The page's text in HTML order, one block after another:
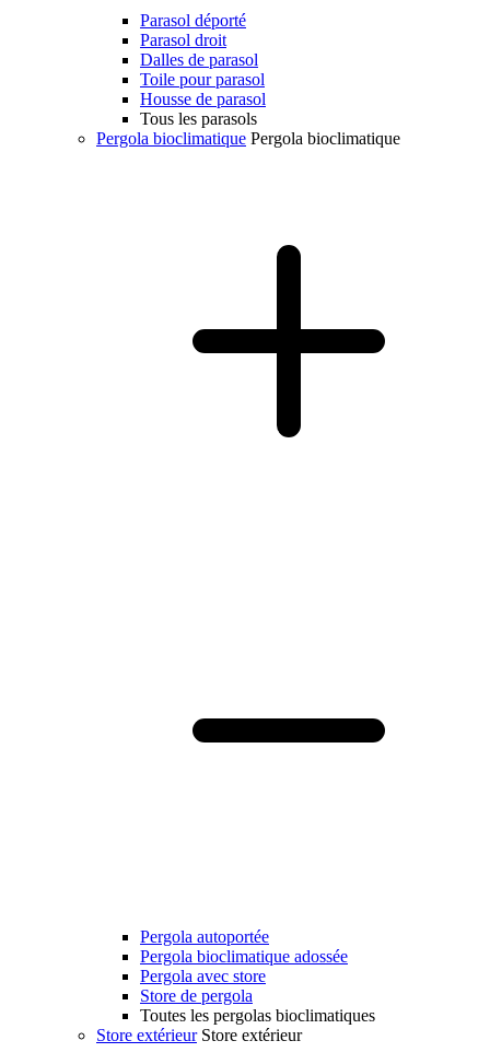
Parasol déporté
Parasol droit
Dalles de parasol
Toile pour parasol
Housse de parasol
Tous les parasols
Pergola bioclimatique Pergola bioclimatique
Pergola autoportée
Pergola bioclimatique adossée
Pergola avec store
Store de pergola
Toutes les pergolas bioclimatiques
Store extérieur Store extérieur